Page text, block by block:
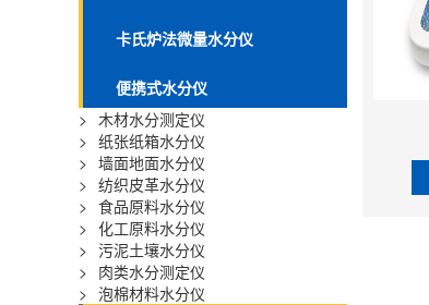
卡氏炉法微量水分仪
便携式水分仪
> 木材水分测定仪
> 纸张纸箱水分仪
> 墙面地面水分仪
> 纺织皮革水分仪
> 食品原料水分仪
> 化工原料水分仪
> 污泥土壤水分仪
> 肉类水分测定仪
> 泡棉材料水分仪